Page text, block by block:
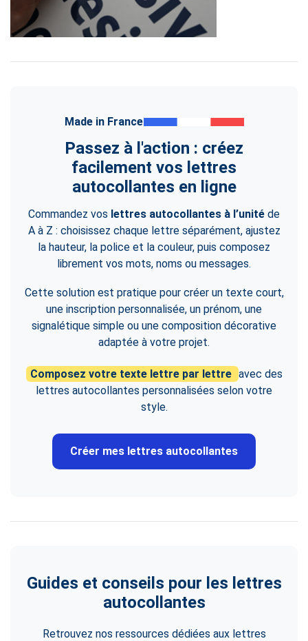
Made in France
Passez à l'action : créez
facilement vos lettres
autocollantes en ligne
Commandez vos lettres autocollantes à l’unité de
A à Z : choisissez chaque lettre séparément, ajustez
la hauteur, la police et la couleur, puis composez
librement vos mots, noms ou messages.
Cette solution est pratique pour créer un texte court,
une inscription personnalisée, un prénom, une
signalétique simple ou une composition décorative
adaptée à votre projet.
Composez votre texte lettre par lettre avec des
lettres autocollantes personnalisées selon votre
style.
Créer mes lettres autocollantes
Guides et conseils pour les lettres
autocollantes
Retrouvez nos ressources dédiées aux lettres